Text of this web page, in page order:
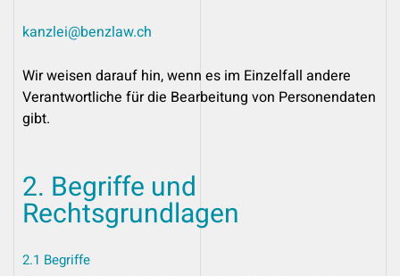
kanzlei@benzlaw.ch
Wir weisen darauf hin, wenn es im Einzelfall andere
Verantwortliche für die Bearbeitung von Personendaten
gibt.
2. Begriffe und
Rechtsgrundlagen
2.1 Begriffe